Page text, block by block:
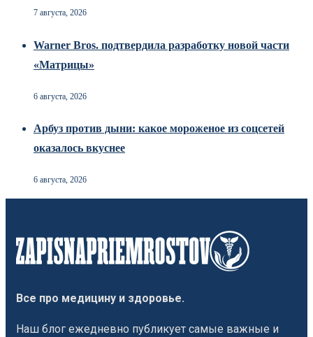
7 августа, 2026
Warner Bros. подтвердила разработку новой части
«Матрицы»
6 августа, 2026
Арбуз против дыни: какое мороженое из соцсетей
оказалось вкуснее
6 августа, 2026
Все про медицину и здоровье.
Наш блог ежедневно публикует самые важные и